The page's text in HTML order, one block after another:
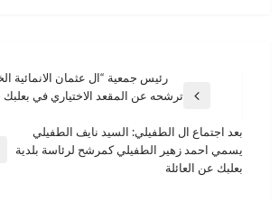
المقالات
المقالة
رئيس جمعية “ال عثمان الانمائية
ترشحه عن المقعد الاختياري في
المقالة
التالية
بعد اجتماع ال الطفيلي: السيد نايف الطفيلي
يسمي احمد زهير الطفيلي كمرشح لرئاسة بلدية
بعلبك عن العائلة